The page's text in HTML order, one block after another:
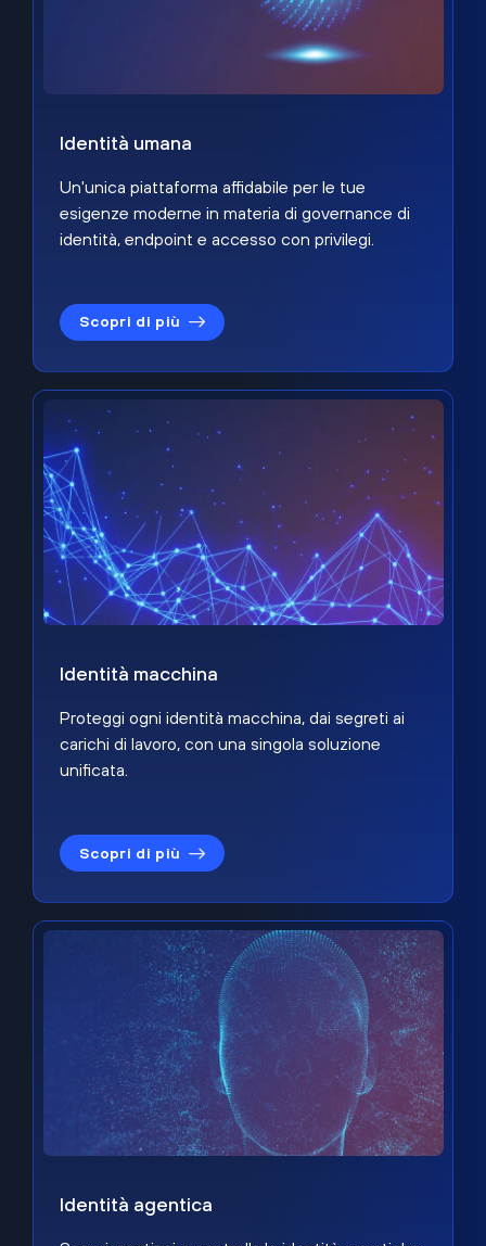
Identità umana
Un'unica piattaforma affidabile per le tue
esigenze moderne in materia di governance di
identità, endpoint e accesso con privilegi.
Scopri di più
Identità macchina
Proteggi ogni identità macchina, dai segreti ai
carichi di lavoro, con una singola soluzione
unificata.
Scopri di più
Identità agentica